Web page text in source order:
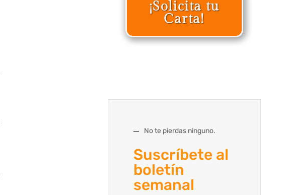
¡Solicita tu
Carta!
No te pierdas ninguno.
Suscríbete al
boletín
semanal